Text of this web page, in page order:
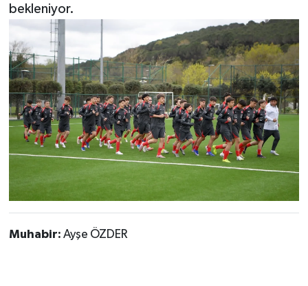
bekleniyor.
Muhabir: Ayşe ÖZDER